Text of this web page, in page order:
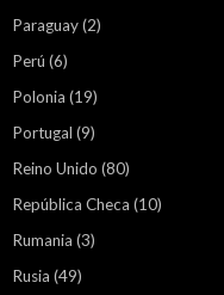
Paraguay(2)
Perú (6)
Polonia (19)
Portugal (9)
Reino Unido (80)
República Checa (10)
Rumania (3)
Rusia (49)